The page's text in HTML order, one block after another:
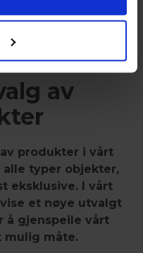
stil.
av
produkter i vårt
typer objekter,
eksklusive. I vårt
et nøye utvalgt
å gjenspeile vårt
mulig måte.